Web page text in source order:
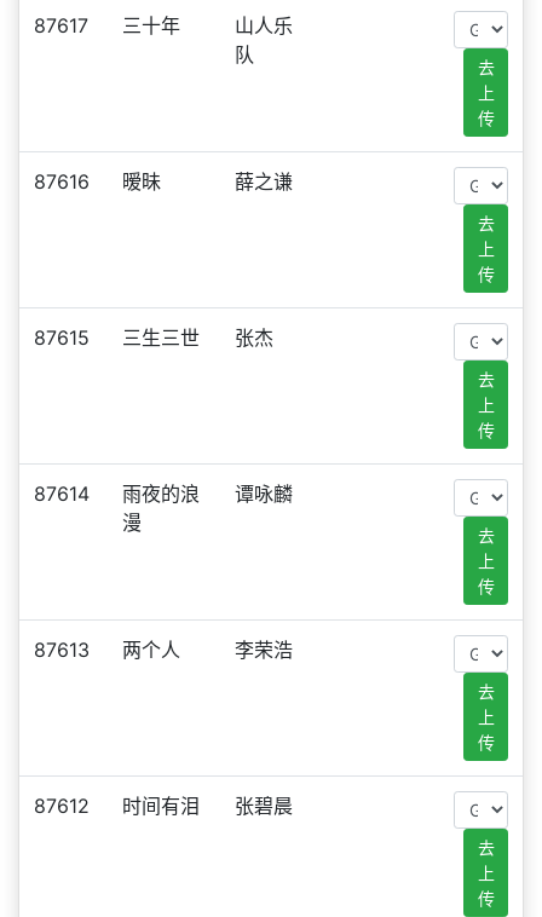
87617 三十年
山人乐
队
去
上
传
87616 暧昧 薛之谦
去
上
传
87615 三生三世 张杰
去
上
传
87614
雨夜的浪
漫
谭咏麟
去
上
传
87613 两个人 李荣浩
去
上
传
87612 时间有泪 张碧晨
去
上
传